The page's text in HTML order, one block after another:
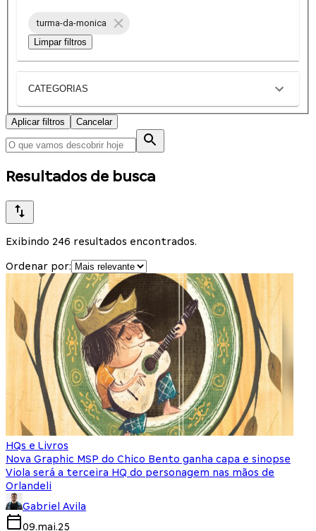
turma-da-monica
Limpar filtros
CATEGORIAS
Aplicar filtros Cancelar
Resultados de busca
Exibindo 246 resultados encontrados.
Ordenar por:
HQs e Livros
Nova Graphic MSP do Chico Bento ganha capa e sinopse
Viola será a terceira HQ do personagem nas mãos de
Orlandeli
Gabriel Avila
09.mai.25